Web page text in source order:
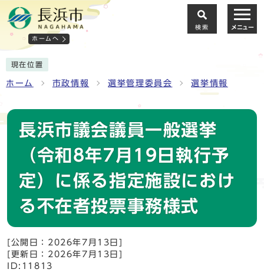
ホームへ
検索 メニュー
現在位置
ホーム 市政情報 選挙管理委員会 選挙情報
長浜市議会議員一般選挙
（令和8年7月19日執行予
定）に係る指定施設におけ
る不在者投票事務様式
[公開日：2026年7月13日]
[更新日：2026年7月13日]
ID:11813